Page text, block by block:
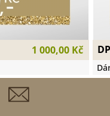
1 000,00 Kč